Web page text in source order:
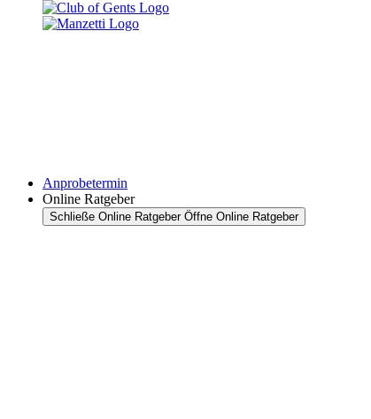
Anprobetermin
Online Ratgeber
Schließe Online Ratgeber Öffne Online Ratgeber